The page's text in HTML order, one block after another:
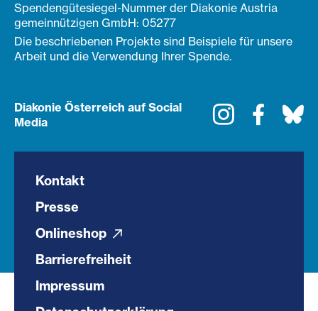
Spendengütesiegel-Nummer der Diakonie Austria
gemeinnützigen GmbH: 05277
Die beschriebenen Projekte sind Beispiele für unsere
Arbeit und die Verwendung Ihrer Spende.
Diakonie Österreich auf Social
Media
Instagram
Kontakt
Presse
Onlineshop
Barrierefreiheit
Impressum